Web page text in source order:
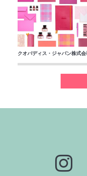
クオバディス・ジャパン株式会